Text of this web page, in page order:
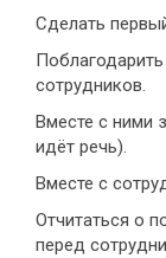
Сделать
сотрудников.
Вместе с ними
идёт речь).
Вместе с
Отчитаться о
перед